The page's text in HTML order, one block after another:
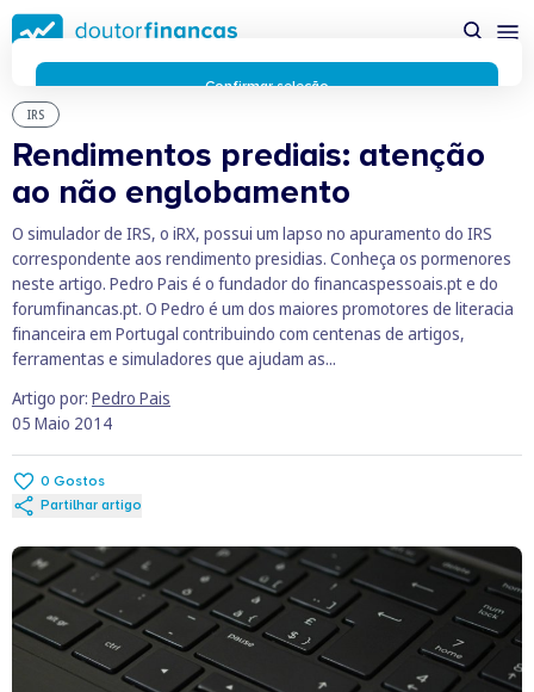
Saltar
para
conteúdo
principal
IRS
Rendimentos prediais: atenção
ao não englobamento
O simulador de IRS, o iRX, possui um lapso no apuramento do IRS
correspondente aos rendimento presidias. Conheça os pormenores
neste artigo. Pedro Pais é o fundador do financaspessoais.pt e do
forumfinancas.pt. O Pedro é um dos maiores promotores de literacia
financeira em Portugal contribuindo com centenas de artigos,
ferramentas e simuladores que ajudam as...
Artigo por: Pedro Pais
05 Maio 2014
0 Gostos
Partilhar artigo
possível enquanto utilizador do portal Doutor Finanças e
personalizar conteúdos e anúncios.
Saiba mais sobre as
funcionalidades dos cookiesaqui.
Respeitamos a sua privacidade e estamos comprometidos com
a transparência no uso de cookies no nosso website. Não
recolhemos, processamos ou armazenamos quaisquer dados
pessoais através de cookies durante a navegação normal no
nosso website.
Os cookies utilizados no nosso website são limitados a cookies
essenciais e funcionais que melhoram o desempenho do site e
a experiência do utilizador. Estes cookies não contêm
informações pessoalmente identificáveis e não rastreiam a
sua atividade fora do nosso site. Conheça a nossaPolítica de
Privacidade
O business.safety.google usa cookies da Google para oferecer
os respetivos serviços, melhorar a qualidade destes e analisar
Cookies para marketing e personalização
Confirmar seleção